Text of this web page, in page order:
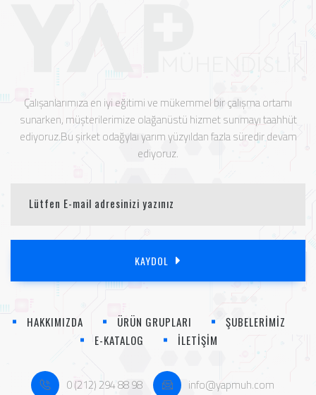
Çalışanlarımıza en iyi eğitimi ve mükemmel bir çalışma ortamı
sunarken, müşterilerimize olağanüstü hizmet sunmayı taahhüt
ediyoruz.Bu şirket odağylaı yarım yüzyıldan fazla süredir devam
ediyoruz.
KAYDOL
HAKKIMIZDA ÜRÜN GRUPLARI
ŞUBELERİMİZ
E-KATALOG
İLETİŞİM
0 (212) 294 88 98 info@yapmuh.com